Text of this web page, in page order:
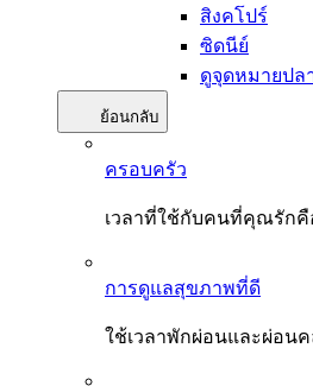
สิงคโปร์
ซิดนีย์
ดูจุดหมายปล
ย้อนกลับ
ครอบครัว
เวลาที่ใช้กับคนที่คุณรักคื
การดูแลสุขภาพที่ดี
ใช้เวลาพักผ่อนและผ่อน